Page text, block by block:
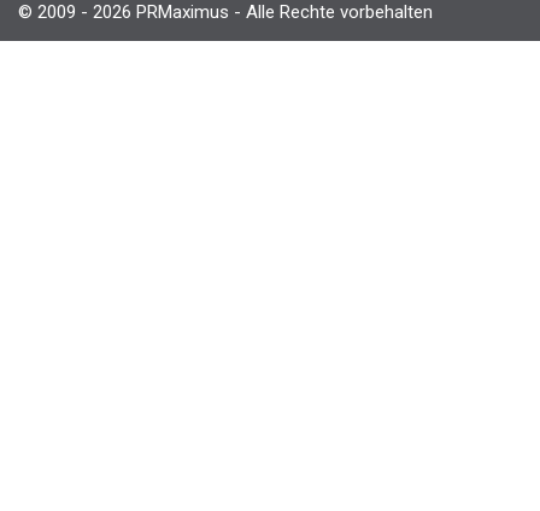
© 2009 - 2026 PRMaximus - Alle Rechte vorbehalten